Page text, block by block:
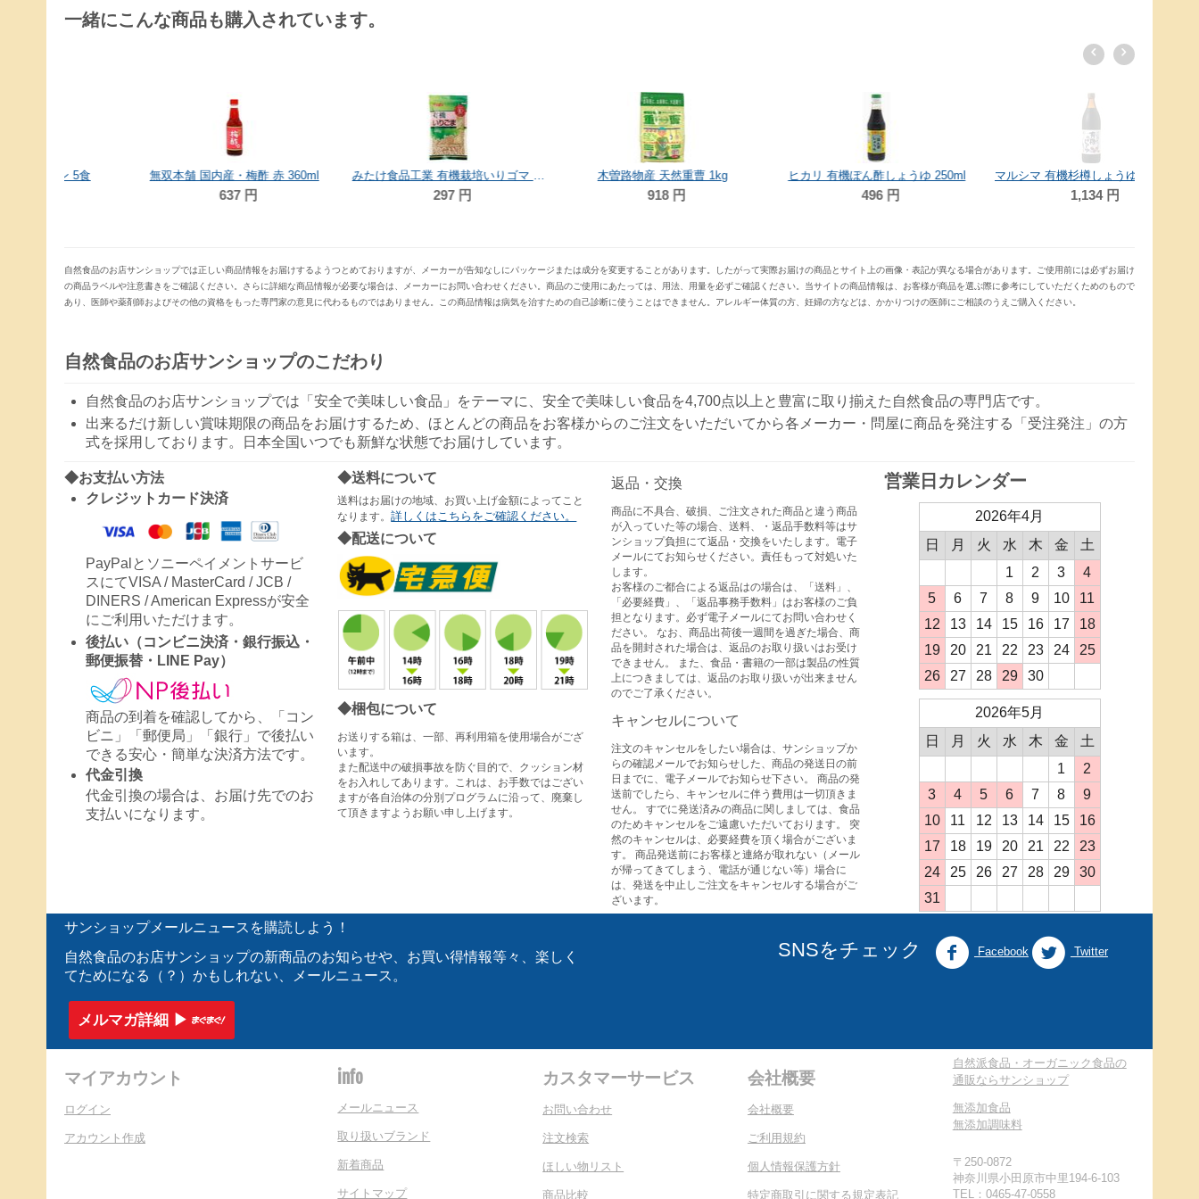
一緒にこんな商品も購入されています。
無双本舗 国内産・梅酢 赤 360ml みたけ食品工業 有機栽培いりゴマ 白 80g 木曽路物産 天然重曹 1kg ヒカリ 有機ぽん酢しょうゆ 250ml マルシマ 有機杉樽しょうゆ・濃口 900ml
自然食品のお店サンショップでは正しい商品情報をお届けするようつとめておりますが、メーカーが告知なしにパッケージまたは成分を変更することがあります。したがって実際お届けの商品とサイト上の画像・表記が異なる場合があります。ご使用前には必ずお届け
の商品ラベルや注意書きをご確認ください。さらに詳細な商品情報が必要な場合は、メーカーにお問い合わせください。商品のご使用にあたっては、用法、用量を必ずご確認ください。当サイトの商品情報は、お客様が商品を選ぶ際に参考にしていただくためのもので
あり、医師や薬剤師およびその他の資格をもった専門家の意見に代わるものではありません。この商品情報は病気を治すための自己診断に使うことはできません。アレルギー体質の方、妊婦の方などは、かかりつけの医師にご相談のうえご購入ください。
自然食品のお店サンショップのこだわり
自然食品のお店サンショップでは「安全で美味しい食品」をテーマに、安全で美味しい食品を4,700点以上と豊富に取り揃えた自然食品の専門店です。
出来るだけ新しい賞味期限の商品をお届けするため、ほとんどの商品をお客様からのご注文をいただいてから各メーカー・問屋に商品を発注する「受注発注」の方
式を採用しております。日本全国いつでも新鮮な状態でお届けしています。
◆お支払い方法
クレジットカード決済
PayPalとソニーペイメントサービ
スにてVISA / MasterCard / JCB /
DINERS / American Expressが安全
にご利用いただけます。
後払い（コンビニ決済・銀行振込・
郵便振替・LINE Pay）
商品の到着を確認してから、「コン
ビニ」「郵便局」「銀行」で後払い
できる安心・簡単な決済方法です。
代金引換
代金引換の場合は、お届け先でのお
支払いになります。
◆送料について
送料はお届けの地域、お買い上げ金額によってこと
なります。詳しくはこちらをご確認ください。
◆配送について
◆梱包について
お送りする箱は、一部、再利用箱を使用場合がござ
います。
また配送中の破損事故を防ぐ目的で、クッション材
をお入れしてあります。これは、お手数ではござい
ますが各自治体の分別プログラムに沿って、廃棄し
て頂きますようお願い申し上げます。
返品・交換
商品に不具合、破損、ご注文された商品と違う商品
が入っていた等の場合、送料、・返品手数料等はサ
ンショップ負担にて返品・交換をいたします。電子
メールにてお知らせください。責任もって対処いた
します。
お客様のご都合による返品はの場合は、「送料」、
「必要経費」、「返品事務手数料」はお客様のご負
担となります。必ず電子メールにてお問い合わせく
ださい。 なお、商品出荷後一週間を過ぎた場合、商
品を開封された場合は、返品のお取り扱いはお受け
できません。 また、食品・書籍の一部は製品の性質
上につきましては、返品のお取り扱いが出来ません
のでご了承ください。
キャンセルについて
注文のキャンセルをしたい場合は、サンショップか
らの確認メールでお知らせした、商品の発送日の前
日までに、電子メールでお知らせ下さい。 商品の発
送前でしたら、キャンセルに伴う費用は一切頂きま
せん。 すでに発送済みの商品に関しましては、食品
のためキャンセルをご遠慮いただいております。 突
然のキャンセルは、必要経費を頂く場合がございま
す。 商品発送前にお客様と連絡が取れない（メール
が帰ってきてしまう、電話が通じない等）場合に
は、発送を中止しご注文をキャンセルする場合がご
ざいます。
営業日カレンダー
2026年4月
日
月 火 水 木 金
土
1
2 3
4
5
6 7 8 9 10
11
12
13 14 15 16 17
18
19
20 21 22 23 24
25
26
27 28 29 30
2026年5月
日
月 火 水 木 金
土
1
2
3
4 5 6 7 8
9
10
11 12 13 14 15
16
17
18 19 20 21 22
23
24
25 26 27 28 29
30
31
サンショップメールニュースを購読しよう！
自然食品のお店サンショップの新商品のお知らせや、お買い得情報等々、楽しく
てためになる（？）かもしれない、メールニュース。
メルマガ詳細 ▶︎
SNSをチェック Facebook Twitter
マイアカウント
ログイン
アカウント作成
info
メールニュース
取り扱いブランド
新着商品
サイトマップ
カスタマーサービス
お問い合わせ
注文検索
ほしい物リスト
商品比較
会社概要
会社概要
ご利用規約
個人情報保護方針
特定商取引に関する規定表記
自然派食品・オーガニック食品の
通販ならサンショップ
無添加食品
無添加調味料
〒250-0872
神奈川県小田原市中里194-6-103
TEL：0465-47-0558